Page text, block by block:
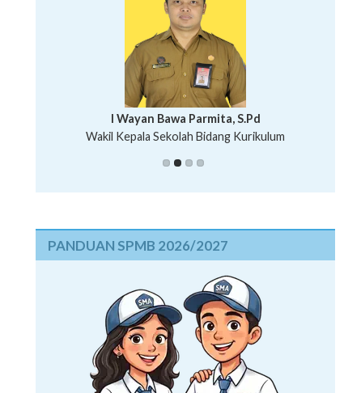
Putu Suhartana, S.Pd.
I Wayan Bawa Parmita, S.Pd
Wakil Kepala Sekolah Bidang Kurikulum
I Wayan Gede Aditya Pratita, S.Pd., M.Sn
Wakil Kepala Sekolah Bidang Kesiswaan
Ni Wayan Nopi Sutantri, S.Pd.
PANDUAN SPMB 2026/2027